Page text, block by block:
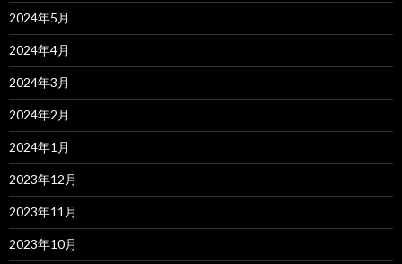
2024年5月
2024年4月
2024年3月
2024年2月
2024年1月
2023年12月
2023年11月
2023年10月